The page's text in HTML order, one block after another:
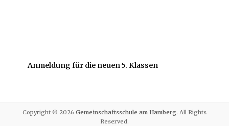
Anmeldung für die neuen 5. Klassen
Copyright © 2026 Gemeinschaftsschule am Hamberg. All Rights
Reserved.